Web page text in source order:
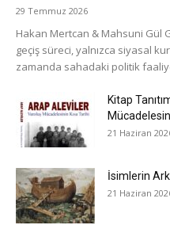
29 Temmuz 2026
Hakan Mertcan & Mahsuni Gül
geçiş süreci, yalnızca siyasal
zamanda sahadaki politik
Kitap
21 Haziran
İsimlerin
21 Haziran